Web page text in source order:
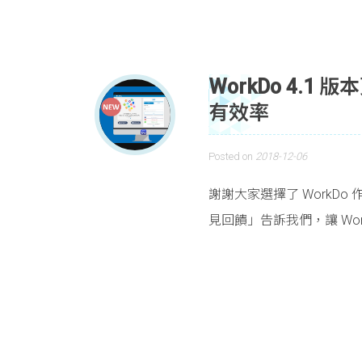
WorkDo 4.1 版
有效率
Posted on 2018-12-06
謝謝大家選擇了 WorkDo
見回饋」告訴我們，讓